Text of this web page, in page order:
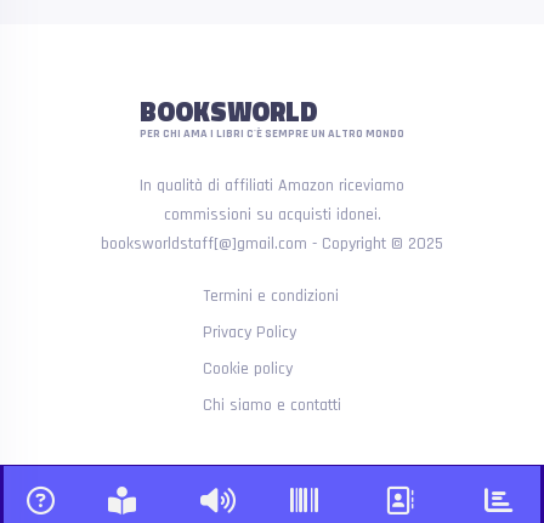
BOOKSWORLD
PER CHI AMA I LIBRI C'È SEMPRE UN ALTRO MONDO
In qualità di affiliati Amazon riceviamo
commissioni su acquisti idonei.
booksworldstaff[@]gmail.com - Copyright © 2025
Termini e condizioni
Privacy Policy
Cookie policy
Chi siamo e contatti